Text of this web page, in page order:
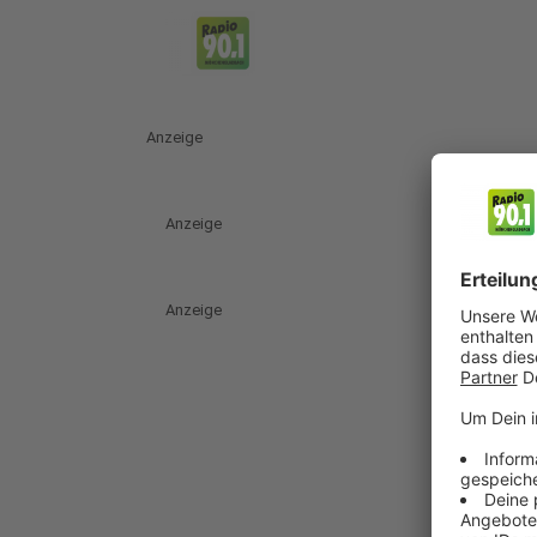
Anzeige
Anzeige
Anzeige